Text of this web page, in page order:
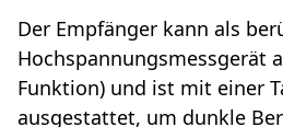
Der Empfänger kann als
Hochspannungsmessgerät
Funktion) und ist mit einer
ausgestattet, um dunkle